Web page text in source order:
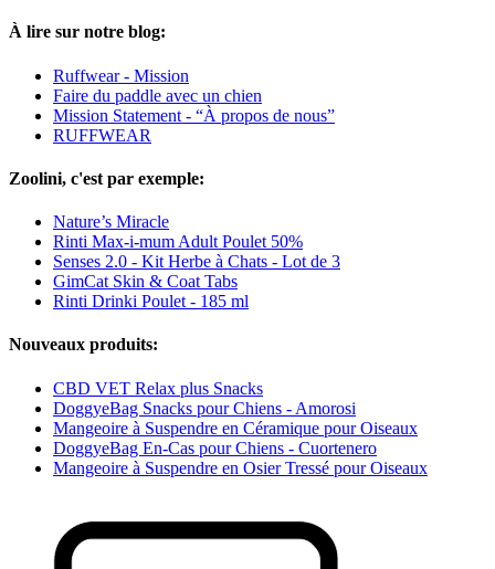
À lire sur notre blog:
Ruffwear - Mission
Faire du paddle avec un chien
Mission Statement - “À propos de nous”
RUFFWEAR
Zoolini, c'est par exemple:
Nature’s Miracle
Rinti Max-i-mum Adult Poulet 50%
Senses 2.0 - Kit Herbe à Chats - Lot de 3
GimCat Skin & Coat Tabs
Rinti Drinki Poulet - 185 ml
Nouveaux produits:
CBD VET Relax plus Snacks
DoggyeBag Snacks pour Chiens - Amorosi
Mangeoire à Suspendre en Céramique pour Oiseaux
DoggyeBag En-Cas pour Chiens - Cuortenero
Mangeoire à Suspendre en Osier Tressé pour Oiseaux